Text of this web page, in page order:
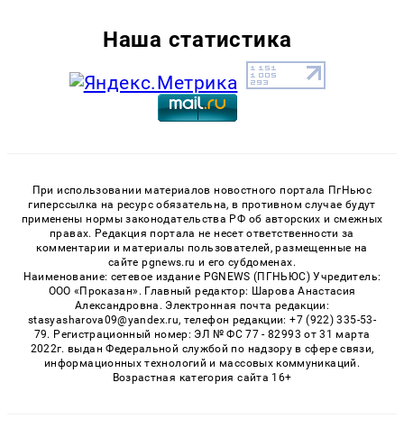
Наша статистика
При использовании материалов новостного портала ПгНьюс
гиперссылка на ресурс обязательна, в противном случае будут
применены нормы законодательства РФ об авторских и смежных
правах. Редакция портала не несет ответственности за
комментарии и материалы пользователей, размещенные на
сайте pgnews.ru и его субдоменах.
Наименование: сетевое издание PGNEWS (ПГНЬЮС) Учредитель:
ООО «Проказан». Главный редактор: Шарова Анастасия
Александровна. Электронная почта редакции:
stasyasharova09@yandex.ru, телефон редакции: +7 (922) 335-53-
79. Регистрационный номер: ЭЛ № ФС 77 - 82993 от 31 марта
2022г. выдан Федеральной службой по надзору в сфере связи,
информационных технологий и массовых коммуникаций.
Возрастная категория сайта 16+